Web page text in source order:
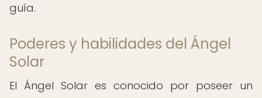
guía.
Poderes y habilidades del Ángel
Solar
El Ángel Solar es conocido por poseer un